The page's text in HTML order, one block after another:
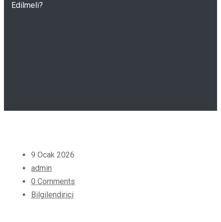
Edilmeli?
9 Ocak 2026
admin
0 Comments
Bilgilendirici